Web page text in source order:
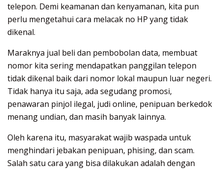
telepon. Demi keamanan dan kenyamanan, kita pun
perlu mengetahui cara melacak no HP yang tidak
dikenal.
Maraknya jual beli dan pembobolan data, membuat
nomor kita sering mendapatkan panggilan telepon
tidak dikenal baik dari nomor lokal maupun luar negeri.
Tidak hanya itu saja, ada segudang promosi,
penawaran pinjol ilegal, judi online, penipuan berkedok
menang undian, dan masih banyak lainnya.
Oleh karena itu, masyarakat wajib waspada untuk
menghindari jebakan penipuan, phising, dan scam.
Salah satu cara yang bisa dilakukan adalah dengan